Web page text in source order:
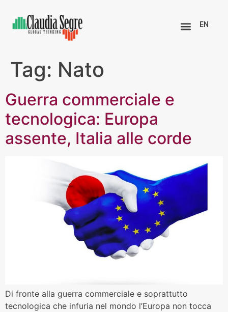
EN
Tag: Nato
Guerra commerciale e
tecnologica: Europa
assente, Italia alle corde
Di fronte alla guerra commerciale e soprattutto
tecnologica che infuria nel mondo l’Europa non tocca